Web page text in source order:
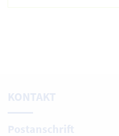
KONTAKT
Postanschrift